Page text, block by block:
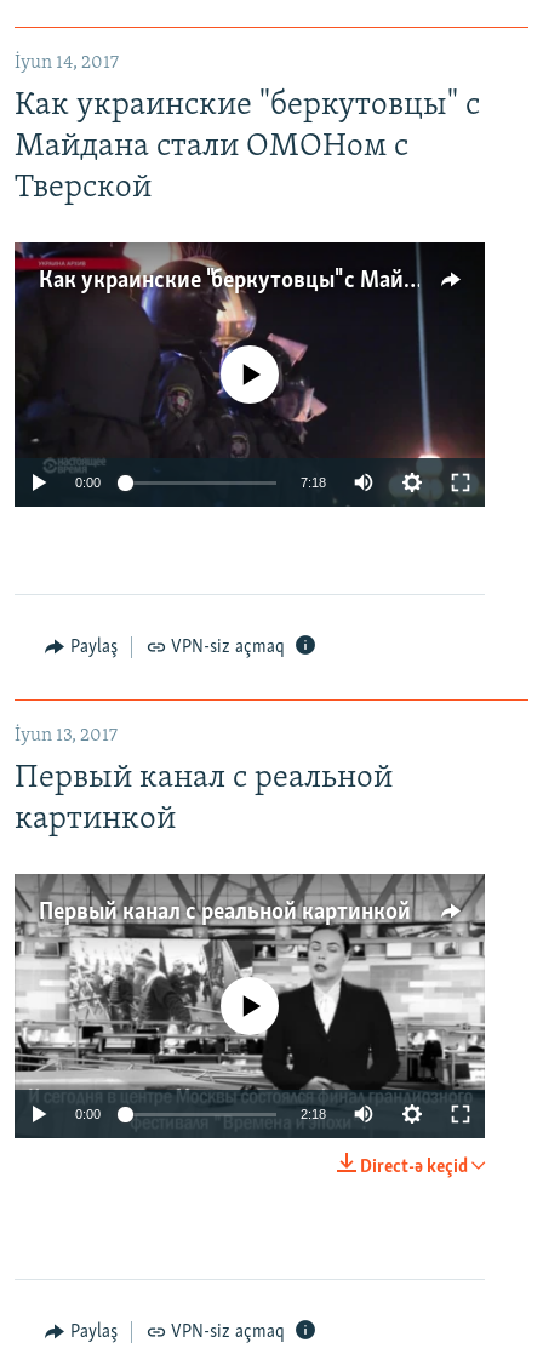
İyun 14, 2017
Как украинские "беркутовцы" с
Майдана стали ОМОНом с
Тверской
Как украинские "беркутовцы" с Майдана стали ОМОНом с Тверской
No media source currently available
0:00 7:18
Paylaş VPN-siz açmaq
İyun 13, 2017
Первый канал с реальной
картинкой
Первый канал с реальной картинкой
No media source currently available
0:00 2:18
Direct-ə keçid
Paylaş VPN-siz açmaq